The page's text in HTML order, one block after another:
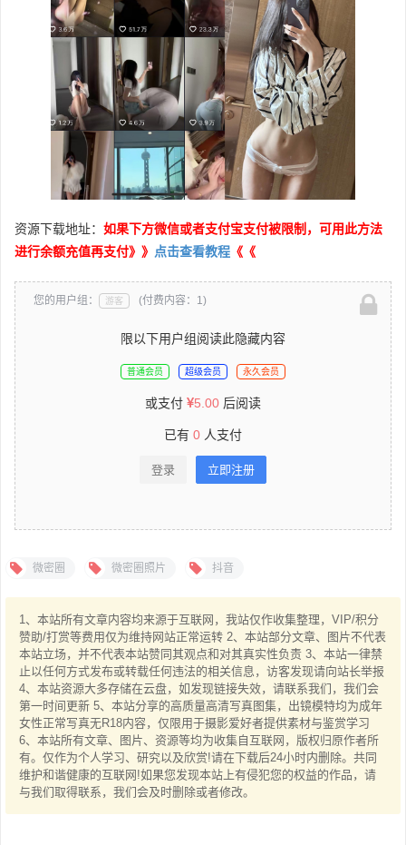
资源下载地址： 如果下方微信或者支付宝支付被限制，可用此方法
进行余额充值再支付》》 点击查看教程 《《
您的用户组： 游客 (付费内容：1)
限以下用户组阅读此隐藏内容
普通会员 超级会员 永久会员
或支付 5.00 后阅读
已有 0 人支付
登录 立即注册
微密圈 微密圈照片 抖音
1、本站所有文章内容均来源于互联网，我站仅作收集整理，VIP/积分
赞助/打赏等费用仅为维持网站正常运转 2、本站部分文章、图片不代表
本站立场，并不代表本站赞同其观点和对其真实性负责 3、本站一律禁
止以任何方式发布或转载任何违法的相关信息，访客发现请向站长举报
4、本站资源大多存储在云盘，如发现链接失效，请联系我们，我们会
第一时间更新 5、本站分享的高质量高清写真图集，出镜模特均为成年
女性正常写真无R18内容，仅限用于摄影爱好者提供素材与鉴赏学习
6、本站所有文章、图片、资源等均为收集自互联网，版权归原作者所
有。仅作为个人学习、研究以及欣赏!请在下载后24小时内删除。共同
维护和谐健康的互联网!如果您发现本站上有侵犯您的权益的作品，请
与我们取得联系，我们会及时删除或者修改。